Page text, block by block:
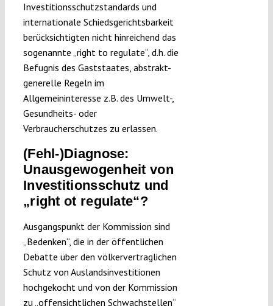
Investitionsschutzstandards und
internationale Schiedsgerichtsbarkeit
berücksichtigten nicht hinreichend das
sogenannte „right to regulate“, d.h. die
Befugnis des Gaststaates, abstrakt-
generelle Regeln im
Allgemeininteresse z.B. des Umwelt-,
Gesundheits- oder
Verbraucherschutzes zu erlassen.
(Fehl-)Diagnose:
Unausgewogenheit von
Investitionsschutz und
„right ot regulate“?
Ausgangspunkt der Kommission sind
„Bedenken“, die in der öffentlichen
Debatte über den völkervertraglichen
Schutz von Auslandsinvestitionen
hochgekocht und von der Kommission
zu „offensichtlichen Schwachstellen“